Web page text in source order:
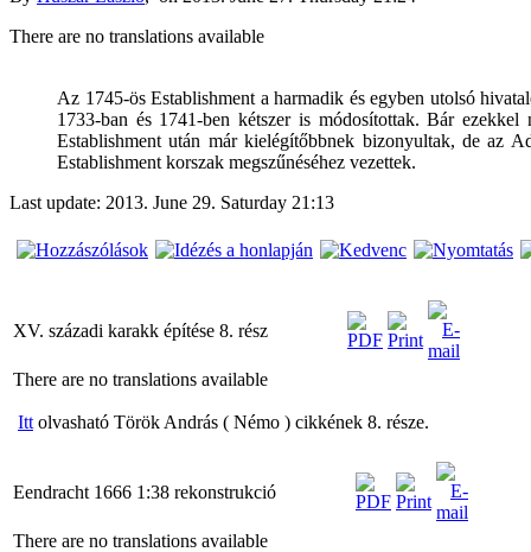
There are no translations available
Az 1745-ös Establishment a harmadik és egyben utolsó
1733-ban és 1741-ben kétszer ismódosítottak. Bárezekkel
Establishment után már kielégítőbbnek bizonyultak, de az
Establishment korszak megszűnéséhez vezettek.
Last update: 2013. June 29. Saturday 21:13
XV. századi karakk építése 8. rész
There are no translations available
Itt olvasható Török András ( Némo ) cikkének 8. része.
Eendracht 1666 1:38 rekonstrukció
There are no translations available